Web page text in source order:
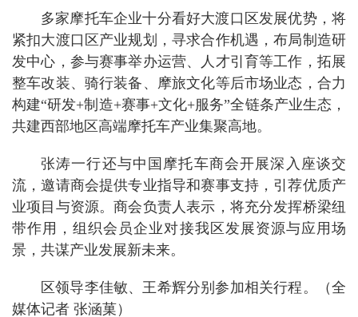
多家摩托车企业十分看好大渡口区发展优势，将
紧扣大渡口区产业规划，寻求合作机遇，布局制造研
发中心，参与赛事举办运营、人才引育等工作，拓展
整车改装、骑行装备、摩旅文化等后市场业态，合力
构建“研发+制造+赛事+文化+服务”全链条产业生态，
共建西部地区高端摩托车产业集聚高地。
张涛一行还与中国摩托车商会开展深入座谈交
流，邀请商会提供专业指导和赛事支持，引荐优质产
业项目与资源。商会负责人表示，将充分发挥桥梁纽
带作用，组织会员企业对接我区发展资源与应用场
景，共谋产业发展新未来。
区领导李佳敏、王希辉分别参加相关行程。（全
媒体记者 张涵菓）